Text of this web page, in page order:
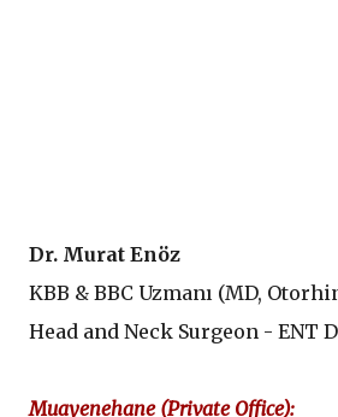
Dr. Murat Enöz
KBB & BBC Uzmanı (MD,
Head and Neck Surgeon - ENT
Muayenehane (Private Office):